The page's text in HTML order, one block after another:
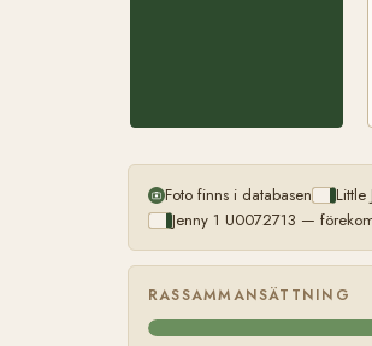
Foto finns i databasen
Jenny 1 U0072713 —
RASSAMMANSÄTTNING